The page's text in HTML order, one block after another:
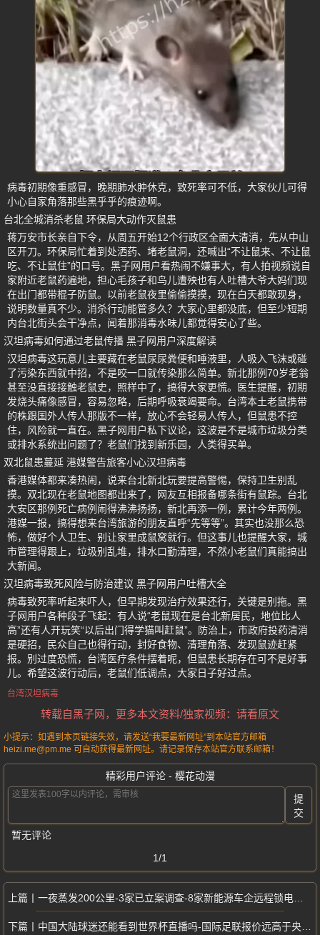
病毒初期像重感冒，晚期肺水肿休克，致死率可不低，大家伙儿可得
小心自家角落那些黑乎乎的痕迹啊。
台北全城消杀老鼠 环保局大动作灭鼠患
蒋万安市长亲自下令，从周五开始12个行政区全面大清消，先从中山
区开刀。环保局忙着到处洒药、堵老鼠洞，还喊出“不让鼠来、不让鼠
吃、不让鼠住”的口号。黑子网用户看热闹不嫌事大，有人拍视频说自
家附近老鼠药遍地，担心毛孩子和鸟儿遭殃也有人吐槽大爷大妈们现
在出门都带棍子防鼠。以前老鼠夜里偷偷摸摸，现在白天都敢现身，
说明数量真不少。消杀行动能管多久？大家心里都没底，但至少短期
内台北街头会干净点，闻着那消毒水味儿都觉得安心了些。
汉坦病毒如何通过老鼠传播 黑子网用户深度解读
汉坦病毒这玩意儿主要藏在老鼠尿尿粪便和唾液里，人吸入飞沫或碰
了污染东西就中招，不是咬一口就传染那么简单。新北那例70岁老翁
甚至没直接接触老鼠史，照样中了，搞得大家更慌。医生提醒，初期
发烧头痛像感冒，容易忽略，后期呼吸衰竭要命。台湾本土老鼠携带
的株跟国外人传人那版不一样，放心不会轻易人传人，但鼠患不控
住，风险就一直在。黑子网用户私下议论，这波是不是城市垃圾分类
或排水系统出问题了？老鼠们找到新乐园，人类得买单。
双北鼠患蔓延 港媒警告旅客小心汉坦病毒
香港媒体都来凑热闹，说来台北新北玩要提高警惕，保持卫生别乱
摸。双北现在老鼠地图都出来了，网友互相报备哪条街有鼠踪。台北
大安区那例死亡病例闹得沸沸扬扬，新北再添一例，累计今年两例。
港媒一报，搞得想来台湾旅游的朋友直呼“先等等”。其实也没那么恐
怖，做好个人卫生、别让家里成鼠窝就行。但这事儿也提醒大家，城
市管理得跟上，垃圾别乱堆，排水口勤清理，不然小老鼠们真能搞出
大新闻。
汉坦病毒致死风险与防治建议 黑子网用户吐槽大全
病毒致死率听起来吓人，但早期发现治疗效果还行，关键是别拖。黑
子网用户各种段子飞起：有人说“老鼠现在是台北新居民，地位比人
高”还有人开玩笑“以后出门得学猫叫赶鼠”。防治上，市政府投药清消
是硬招，民众自己也得行动，封好食物、清理角落、发现鼠迹赶紧
报。别过度恐慌，台湾医疗条件摆着呢，但鼠患长期存在可不是好事
儿。希望这波行动后，老鼠们低调点，大家日子好过点。
台湾汉坦病毒
转载自黑子网，更多本文资料/独家视频：请看原文
小提示：如遇到本页链接失效，请发送“我要最新网址”到本站官方邮箱
heizi.me@pm.me 可自动获得最新网址。请记录保存本站官方联系邮箱！
精彩用户评论 - 樱花动漫
提
交
暂无评论
1/1
一夜蒸发200公里-3家已立案调查-8家新能源车企远程锁电被紧急约谈
中国大陆球迷还能看到世界杯直播吗-国际足联报价远高于央视预算